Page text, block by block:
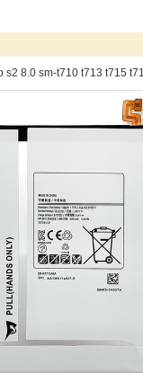
s2 8.0 sm-t710 t713 t715